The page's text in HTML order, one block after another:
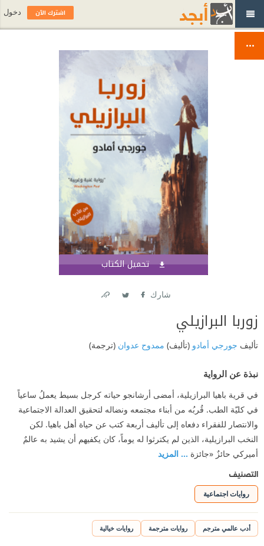
تحميل الكتاب
شارك
زوربا البرازيلي
تأليف جورجي أمادو (تأليف) ممدوح عدوان (ترجمة)
نبذة عن الرواية
في قرية باهيا البرازيلية، أمضى أرشانجو حياته كرجل بسيط يعملُ ساعياً
في كليّة الطب. قُربُه من أبناء مجتمعه ونضاله لتحقيق العدالة الاجتماعية
والانتصار للفقراء دفعاه إلى تأليف أربعة كتب عن حياة أهل باهيا. لكن
النخب البرازيلية، الذين لم يكترثوا له يوماً، كان يكفيهم أن يشيد به عالمٌ
أميركي حائزٌ «جائزة ... المزيد
التصنيف
روايات اجتماعية
أدب عالمي مترجم روايات مترجمة روايات خيالية
اشترك الآن دخول